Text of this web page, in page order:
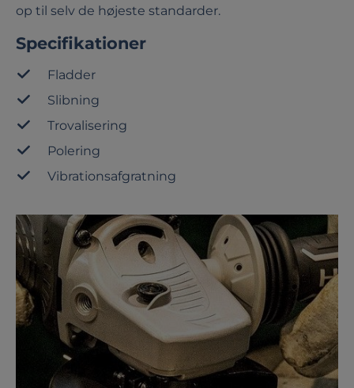
op til selv de højeste standarder.
Specifikationer
Fladder
Slibning
Trovalisering
Polering
Vibrationsafgratning
Spring over galleri